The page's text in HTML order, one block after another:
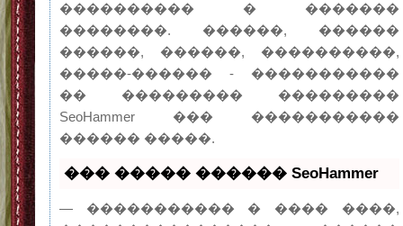
���������� � �������
��������. ������, ������
������, ������, ����������,
�����-������ - �����������
�� ��������� ���������
SeoHammer ��� �����������
������ �����.
��� ����� ������ SeoHammer
— ����������� � ���� ����,